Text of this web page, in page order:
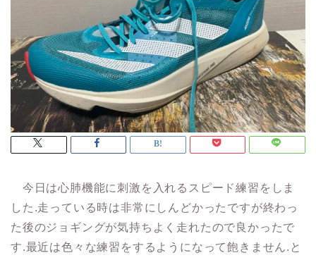
今日は心肺機能に刺激を入れるスピード練習をしま
した.走っている時は非常にしんどかったですが終わっ
た後のジョギングが気持ちよく走れたので良かったで
す.最近は色々な練習をするようになって飽きません.と